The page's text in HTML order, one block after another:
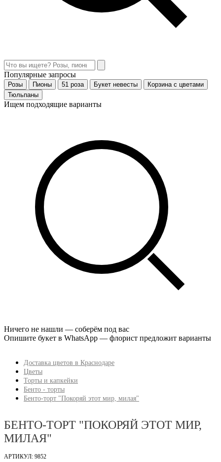
Популярные запросы
Розы Пионы 51 роза Букет невесты
Корзина с цветами
Тюльпаны
Ищем подходящие варианты
Ничего не нашли — соберём под вас
Опишите букет в WhatsApp — флорист предложит варианты
Доставка цветов в Краснодаре
Цветы
Торты и капкейки
Бенто - торты
Бенто-торт "Покоряй этот мир, милая"
БЕНТО-ТОРТ "ПОКОРЯЙ ЭТОТ МИР,
МИЛАЯ"
АРТИКУЛ: 9852